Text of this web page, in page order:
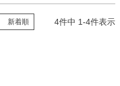
新着順 4件中 1-4件表示